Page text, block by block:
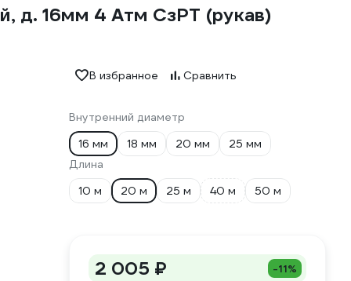
д. 16мм 4 Атм СзРТ (рукав)
В избранное Сравнить
Внутренний диаметр
16 мм
18 мм 20 мм
25 мм
Длина
10 м
20 м 25 м 40 м 50 м
2 005 ₽ -11%